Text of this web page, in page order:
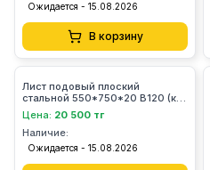
Ожидается - 15.08.2026
В корзину
Лист подовый плоский
стальной 550*750*20 В120 (к
ТС3, ТС4)
Цена: 20 500 тг
Наличие:
Ожидается - 15.08.2026